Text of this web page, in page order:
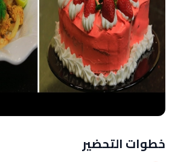
خطوات التحضير